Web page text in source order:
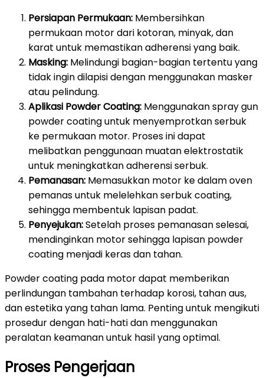
Persiapan Permukaan: Membersihkan
permukaan motor dari kotoran, minyak, dan
karat untuk memastikan adherensi yang baik.
Masking: Melindungi bagian-bagian tertentu yang
tidak ingin dilapisi dengan menggunakan masker
atau pelindung.
Aplikasi Powder Coating: Menggunakan spray gun
powder coating untuk menyemprotkan serbuk
ke permukaan motor. Proses ini dapat
melibatkan penggunaan muatan elektrostatik
untuk meningkatkan adherensi serbuk.
Pemanasan: Memasukkan motor ke dalam oven
pemanas untuk melelehkan serbuk coating,
sehingga membentuk lapisan padat.
Penyejukan:Setelah proses pemanasan selesai,
mendinginkan motor sehingga lapisan powder
coating menjadi keras dan tahan.
Powder coating pada motor dapat memberikan
perlindungan tambahan terhadap korosi, tahan aus,
dan estetika yang tahan lama. Penting untuk mengikuti
prosedur dengan hati-hati dan menggunakan
peralatan keamanan untuk hasil yang optimal.
Proses Pengerjaan